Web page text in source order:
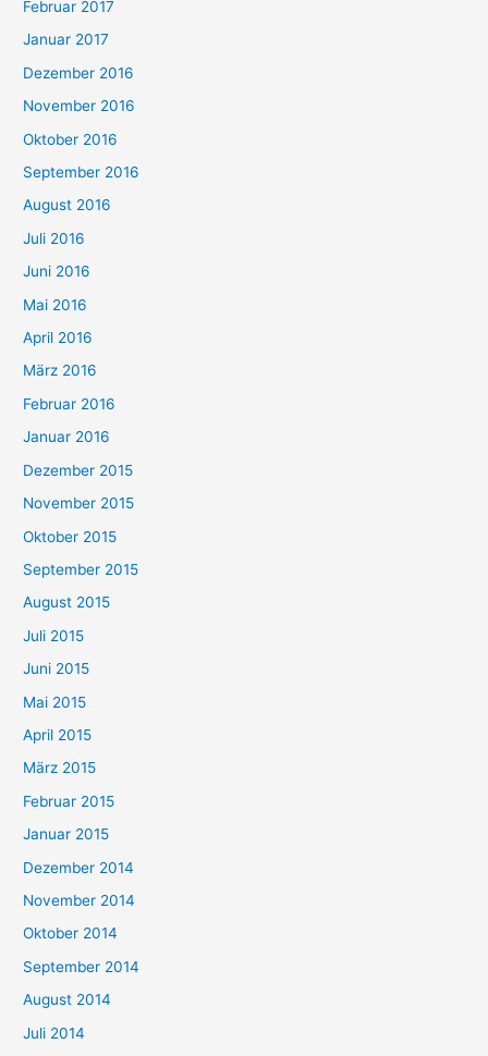
Februar 2017
Januar 2017
Dezember 2016
November 2016
Oktober 2016
September 2016
August 2016
Juli 2016
Juni 2016
Mai 2016
April 2016
März 2016
Februar 2016
Januar 2016
Dezember 2015
November 2015
Oktober 2015
September 2015
August 2015
Juli 2015
Juni 2015
Mai 2015
April 2015
März 2015
Februar 2015
Januar 2015
Dezember 2014
November 2014
Oktober 2014
September 2014
August 2014
Juli 2014